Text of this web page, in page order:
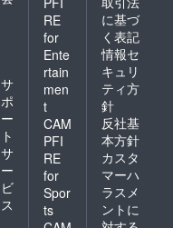
サ
ポ
ー
ト
サ
ー
ビ
ス
RE
for
Ente
rtain
men
t
CAM
PFI
RE
for
Spor
ts
に基づ
く表記
情報セ
キュリ
ティ方
針
反社基
本方針
カスタ
マーハ
ラスメ
ントに